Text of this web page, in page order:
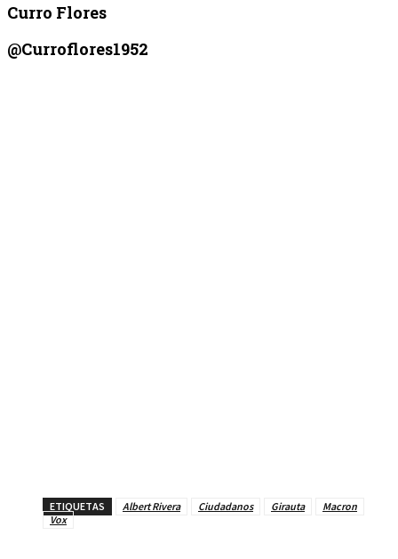
Curro Flores
@Curroflores1952
ETIQUETAS Albert Rivera Ciudadanos Girauta
Macron
Vox